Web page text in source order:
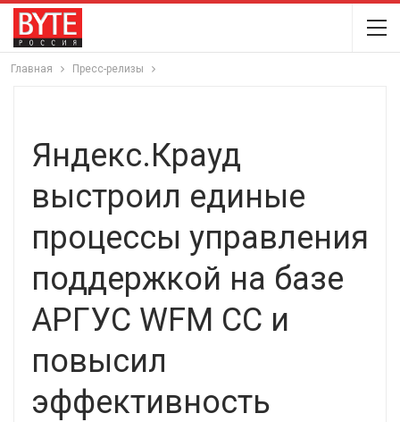
Главная Пресс-релизы
Яндекс.Крауд
выстроил единые
процессы управления
поддержкой на базе
АРГУС WFM CC и
повысил
эффективность